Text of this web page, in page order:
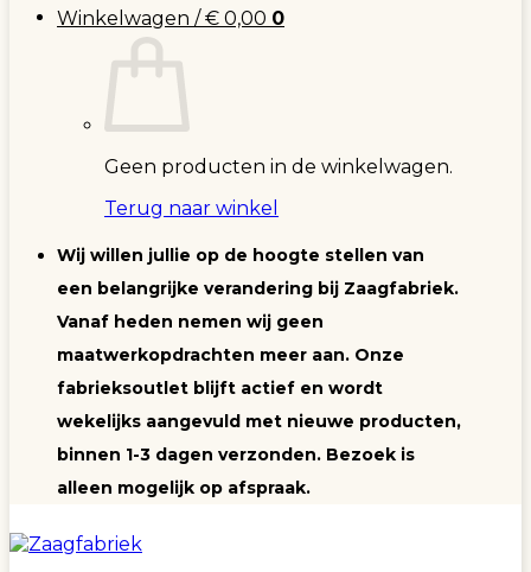
Winkelwagen /€ 0,00 0
Geen producten in de winkelwagen.
Terug naar winkel
Wij willen jullie op de hoogte stellen van
een belangrijke verandering bij Zaagfabriek.
Vanaf heden nemen wij geen
maatwerkopdrachten meer aan. Onze
fabrieksoutlet blijft actief en wordt
wekelijks aangevuld met nieuwe producten,
binnen 1-3 dagen verzonden. Bezoek is
alleen mogelijk op afspraak.